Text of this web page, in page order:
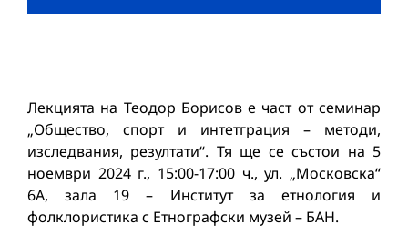
Лекцията на Теодор Борисов е част от семинар
„Общество, спорт и интетграция – методи,
изследвания, резултати“. Тя ще се състои на 5
ноември 2024 г., 15:00-17:00 ч., ул. „Московска“
6А, зала 19 – Институт за етнология и
фолклористика с Етнографски музей – БАН.